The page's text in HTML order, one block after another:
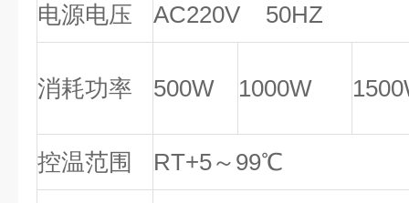
电源电压 AC220V 50HZ
消耗功率 500W 1000W
控温范围 RT+5～99℃